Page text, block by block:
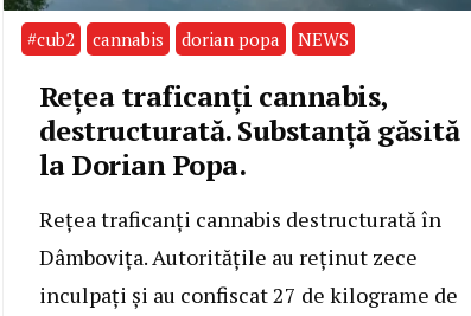
#cub2 cannabis dorian popa NEWS
Reţea traficanţi cannabis,
destructurată. Substanță găsită
la Dorian Popa.
Reţea traficanţi cannabis destructurată în
Dâmbovița. Autoritățile au reținut zece
inculpați și au confiscat 27 de kilograme de